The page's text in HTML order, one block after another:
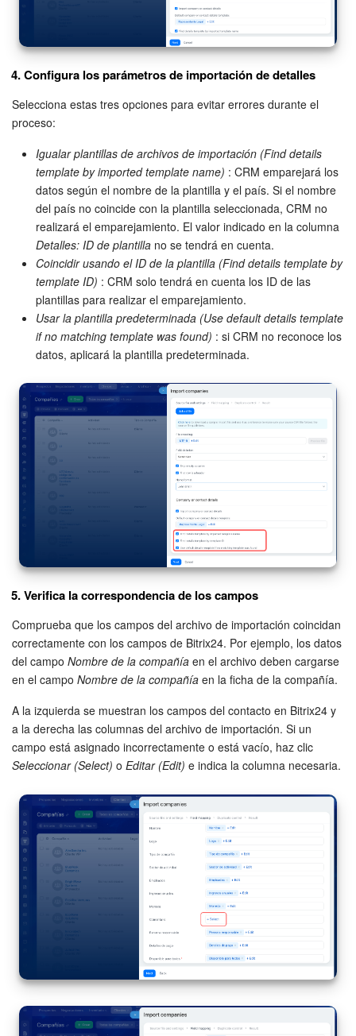
La columna ID muestra el número único de cada plantilla
4. Configura los parámetros de importación de detalles
Selecciona estas tres opciones para evitar errores durante el
proceso:
Igualar plantillas de archivos de importación (Find details
template by imported template name) : CRM emparejará los
datos según el nombre de la plantilla y el país. Si el nombre
del país no coincide con la plantilla seleccionada, CRM no
realizará el emparejamiento. El valor indicado en la columna
Detalles: ID de plantilla no se tendrá en cuenta.
Coincidir usando el ID de la plantilla (Find details template by
template ID) : CRM solo tendrá en cuenta los ID de las
plantillas para realizar el emparejamiento.
Usar la plantilla predeterminada (Use default details template
if no matching template was found) : si CRM no reconoce los
datos, aplicará la plantilla predeterminada.
5. Verifica la correspondencia de los campos
Comprueba que los campos del archivo de importación coincidan
correctamente con los campos de Bitrix24. Por ejemplo, los datos
del campo Nombre de la compañía en el archivo deben cargarse
en el campo Nombre de la compañía en la ficha de la compañía.
A la izquierda se muestran los campos del contacto en Bitrix24 y
a la derecha las columnas del archivo de importación. Si un
campo está asignado incorrectamente o está vacío, haz clic
Seleccionar (Select) o Editar (Edit) e indica la columna necesaria.